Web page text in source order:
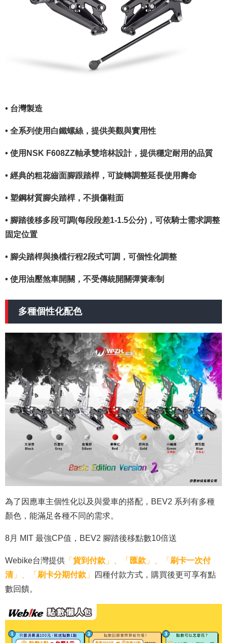
• 台灣製造
• 全系列使用白鐵螺絲，提供美觀與實用性
• 使用NSK F608ZZ軸承雙培林設計，提供穩定耐用的品質
• 經典的粗花齒面腳跟踏桿，可旋轉調整延長使用壽命
• 塑鋼材質腳尖踏桿，不損傷鞋面
• 腳踏後移多段可調(每段段差1-1.5公分)，可依騎士需求調整
固定位置
• 腳尖踏桿與換檔行程2段式可調，可個性化調整
• 使用油壓煞車開關，不受傳統開關彈簧牽制
多種個性化配色
為了因應車主個性化以及與愛車的搭配，BEV2 系列有多種
顏色，能滿足各種不同的需求。
8月 MIT 最強CP值，BEV2 腳踏後移點數10倍送
Webike台灣提供 「貨到付款 」、「匯款 」、「刷卡一次付
清」、「刷卡分期付款 」
四種付款方式，購買後更可享有點
數回饋。